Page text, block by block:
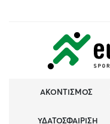
ΑΚΟΝΤΙΣΜΌΣ
ΥΔΑΤΟΣΦΑΊΡΙΣΗ